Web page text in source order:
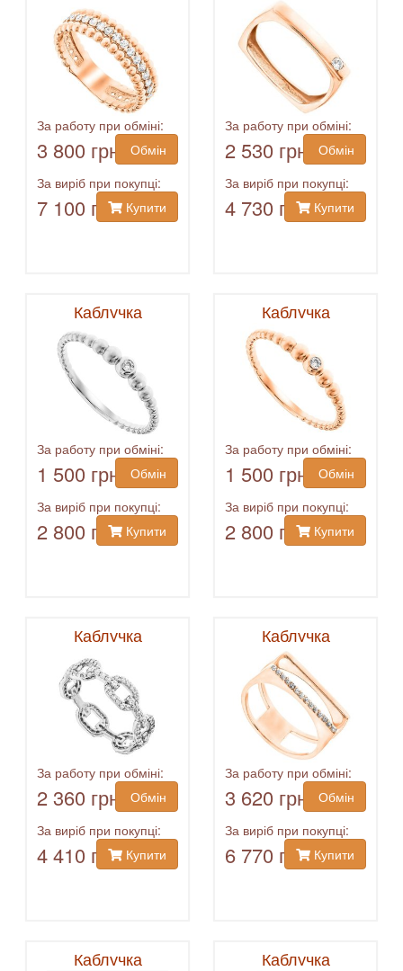
За работу при обміні:
3 800 грн
Обмін
За виріб при покупці:
7 100 грн Купити
За работу при обміні:
2 530 грн
Обмін
За виріб при покупці:
4 730 грн Купити
Каблучка
За работу при обміні:
1 500 грн
Обмін
За виріб при покупці:
2 800 грн Купити
Каблучка
За работу при обміні:
1 500 грн
Обмін
За виріб при покупці:
2 800 грн Купити
Каблучка
За работу при обміні:
2 360 грн
Обмін
За виріб при покупці:
4 410 грн Купити
Каблучка
За работу при обміні:
3 620 грн
Обмін
За виріб при покупці:
6 770 грн Купити
Каблучка Каблучка